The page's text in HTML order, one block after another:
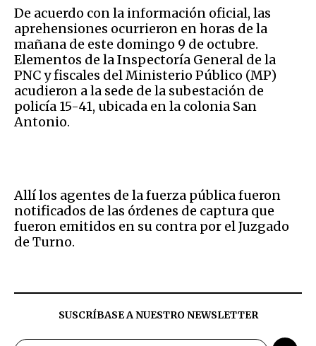
De acuerdo con la información oficial, las
aprehensiones ocurrieron en horas de la
mañana de este domingo 9 de octubre.
Elementos de la Inspectoría General de la
PNC y fiscales del Ministerio Público (MP)
acudieron a la sede de la subestación de
policía 15-41, ubicada en la colonia San
Antonio.
Allí los agentes de la fuerza pública fueron
notificados de las órdenes de captura que
fueron emitidos en su contra por el Juzgado
de Turno.
SUSCRÍBASE A NUESTRO NEWSLETTER